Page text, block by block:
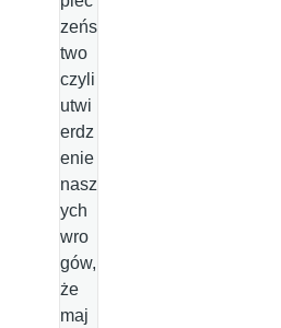
zeńs
two
czyli
utwi
erdz
enie
nasz
ych
wro
gów,
że
maj